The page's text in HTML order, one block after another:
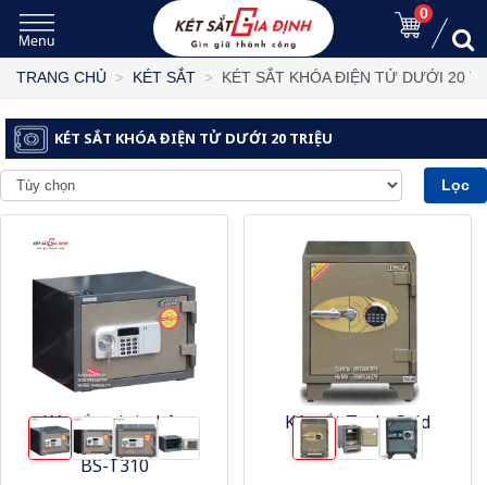
0
TRANG CHỦ KÉT SẮT KÉT SẮT KHÓA ĐIỆN TỬ DƯỚI 20
KÉT SẮT KHÓA ĐIỆN TỬ DƯỚI 20 TRIỆU
Lọc
Két sắt mini nhập
khẩu Hàn Quốc Booil
BS-T310
Két sắt Truly Gold
điện tử TLG55E